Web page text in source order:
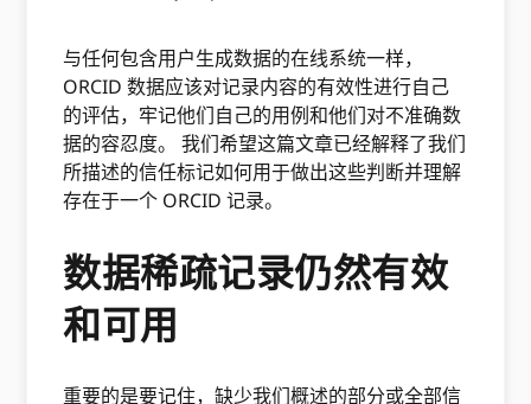
与任何包含用户生成数据的在线系统一样，
ORCID 数据应该对记录内容的有效性进行自己
的评估，牢记他们自己的用例和他们对不准确数
据的容忍度。 我们希望这篇文章已经解释了我们
所描述的信任标记如何用于做出这些判断并理解
存在于一个 ORCID 记录。
数据稀疏记录仍然有效
和可用
重要的是要记住，缺少我们概述的部分或全部信